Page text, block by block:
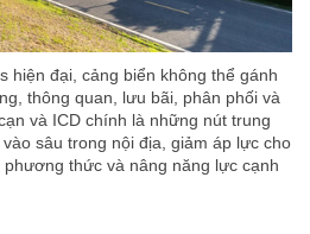
hiện đại, cảng biển không thể gánh
thông quan, lưu bãi, phân phối và
và ICD chính là những nút trung
sâu trong nội địa, giảm áp lực cho
thức và nâng năng lực cạnh